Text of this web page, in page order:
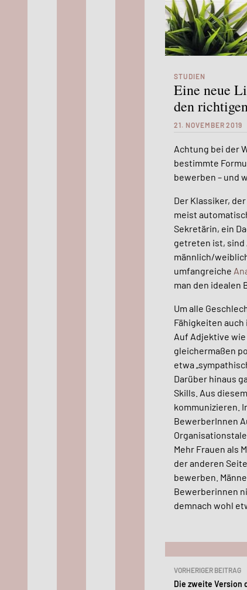
STUDIEN
Eine neue
den
21. NOVEMBER 2019
Achtung bei der
bestimmte
bewerben – und
Der Klassiker,
meist
Sekretärin, ein
getreten ist, sind
männlich/
umfangreiche
man den idealen
Um alle
Fähigkeiten
Auf Adjektive wie
gleichermaßen
etwa
Darüber hinaus
Skills. Aus
kommunizieren.
BewerberInnen
Mehr Frauen als
der anderen
bewerben.
Bewerberinnen
demnach wohl
VORHERIGER BEITRAG
Die zweite Version